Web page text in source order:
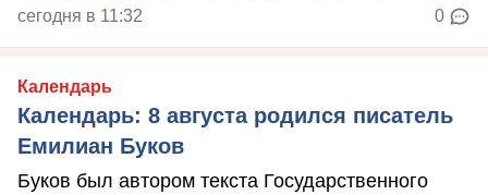
сегодня в 11:32 0
Календарь
Календарь: 8 августа родился писатель
Емилиан Буков
Буков был автором текста Государственного